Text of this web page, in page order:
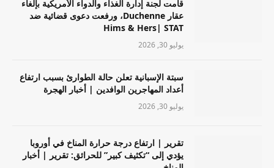
قامت لجنة إدارة الغذاء والدواء الأمريكية بإلغاء
عقار Duchenne، ورفعت دعوى قضائية ضد
Hims & Hers| STAT
يوليو 30, 2026
سبتة الإسبانية تعلن حالة الطوارئ بسبب ارتفاع
أعداد المهاجرين الوافدين | أخبار الهجرة
يوليو 30, 2026
تقرير | ارتفاع درجة حرارة المناخ في أوروبا
يؤدي إلى “تكثيف كبير” للحرائق: تقرير | أخبار